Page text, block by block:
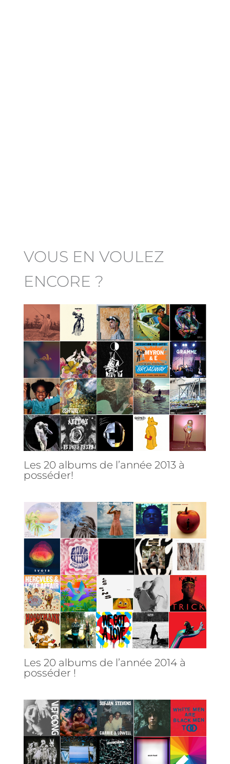
VOUS EN VOULEZ
ENCORE ?
Les 20 albums de l’année 2013 à
posséder!
Les 20 albums de l’année 2014 à
posséder !